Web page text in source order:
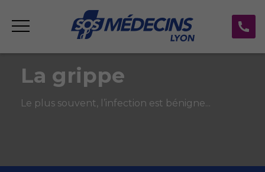
La grippe
Le plus souvent, l’infection est bénigne...